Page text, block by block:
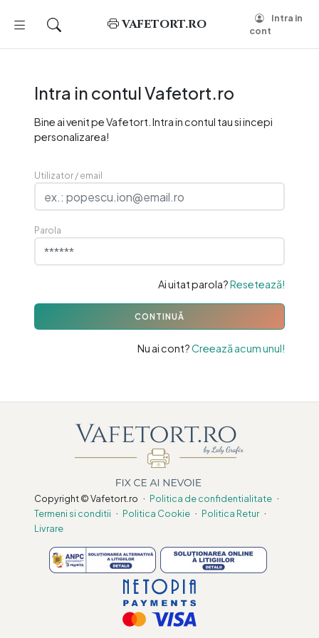
VAFETORT.RO
Intra in
cont
Intra in contul Vafetort.ro
Bine ai venit pe Vafetort. Intra in contul tau si incepi
personalizarea!
Utilizator / email
Parola
Ai uitat parola?Resetează!
CONTINUĂ
Nu ai cont?Creează acum unul!
Copyright © Vafetort.ro · Politica de confidentialitate ·
Termeni si conditii · Politica Cookie · Politica Retur ·
Livrare